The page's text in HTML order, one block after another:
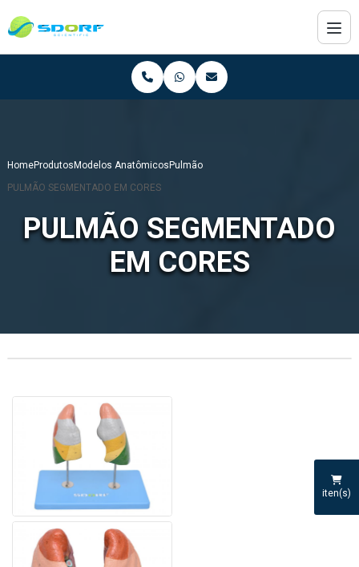
iten(s)
HomeProdutos Modelos Anatômicos Pulmão
PULMÃO SEGMENTADO EM CORES
PULMÃO SEGMENTADO
EM CORES